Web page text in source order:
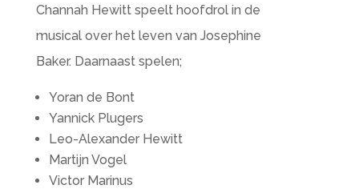
Channah Hewitt speelt hoofdrol in de
musical over het leven van Josephine
Baker. Daarnaast spelen;
Yoran de Bont
Yannick Plugers
Leo-Alexander Hewitt
Martijn Vogel
Victor Marinus